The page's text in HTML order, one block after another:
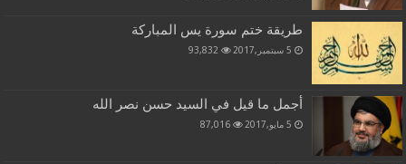
طريقة ختم سورة يس المباركة
5 سبتمبر,2017 93,832
أجمل ما قيل في السيد حسن نصر الله
5 مايو,2017 87,016